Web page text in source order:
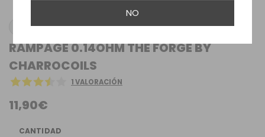
NO
CHARRO COILS
RAMPAGE 0.14OHM THE FORGE BY
CHARROCOILS
1 VALORACIÓN
11,90€
CANTIDAD